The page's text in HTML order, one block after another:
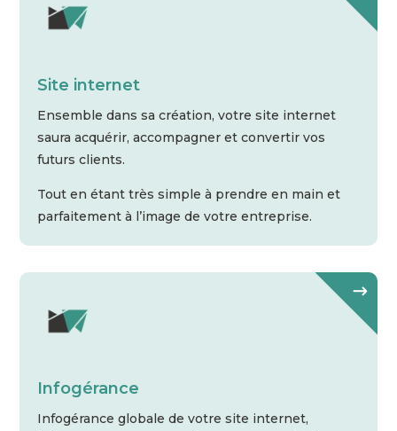
Site internet
Ensemble dans sa création, votre site internet
saura acquérir, accompagner et convertir vos
futurs clients.
Tout en étant très simple à prendre en main et
parfaitement à l’image de votre entreprise.
Infogérance
Infogérance globale de votre site internet,